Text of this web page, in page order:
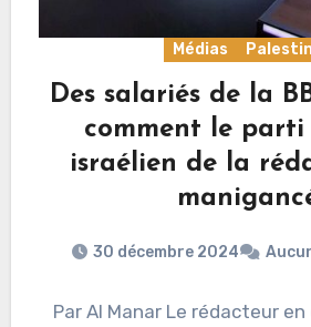
Médias
Des salariés de la
comment le parti
israélien de la
30 décembre 2024
Par Al Manar Le rédacteur en